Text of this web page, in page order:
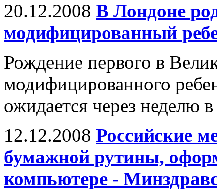
20.12.2008 В Лондоне
модифицированный
Рождение первого в
модифицированного
ожидается через неделю
12.12.2008 Российские
бумажной рутины,
компьютере -